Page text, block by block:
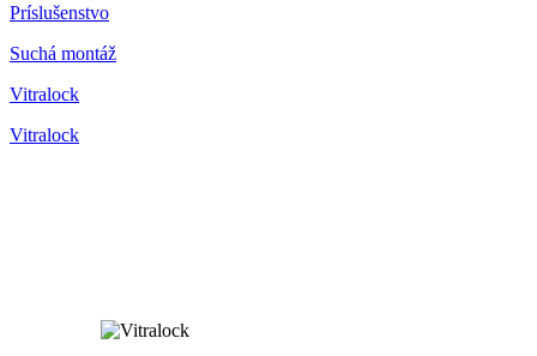
Príslušenstvo
Suchá montáž
Vitralock
Vitralock